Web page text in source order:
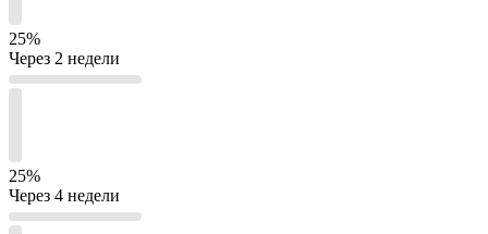
25%
Через 2 недели
25%
Через 4 недели